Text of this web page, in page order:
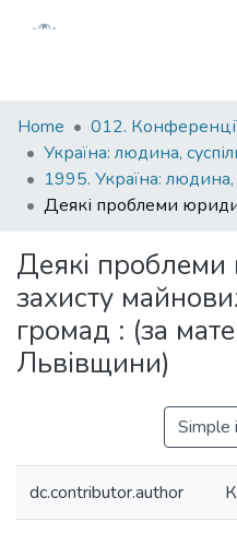
Communities
&
Collections
All of DSpace
Statistics
Home
Деякі
захисту
громад : (за
Львівщини)
Simple
dc.contributor.author